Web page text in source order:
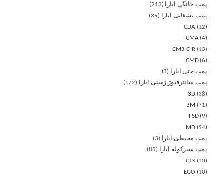
پمپ خانگی ابارا
213
پمپ بشقابی ابارا
35
CDA
12
CMA 4
CMB-C-R
13
CMD 6
پمپ جتی ابارا
3
پمپ سانترفیوژ زمینی ابارا
172
3D 38
3M
71
FSD
9
MD
54
پمپ محیطی ابارا
3
پمپ سیرکوله ابارا
85
CTS
10
EGO
10